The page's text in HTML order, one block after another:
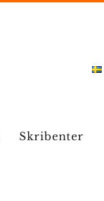
Skribenter